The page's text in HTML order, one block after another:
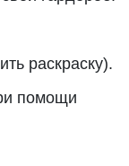
раскраску).
помощи